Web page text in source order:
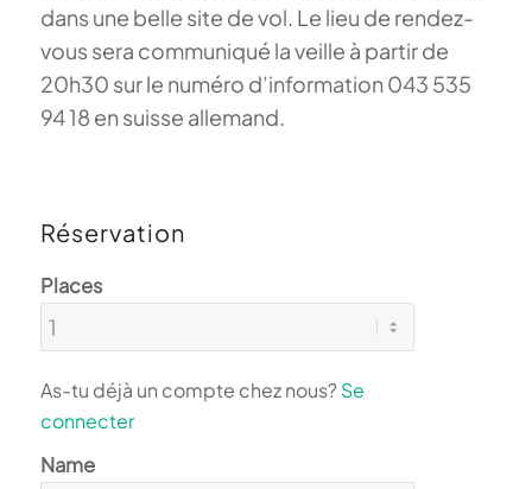
dans une belle site de vol. Le lieu de rendez-
vous sera communiqué la veille à partir de
20h30 sur le numéro d’information 043 535
94 18 en suisse allemand.
Réservation
Places
As-tu déjà un compte chez nous?Se
connecter
Name